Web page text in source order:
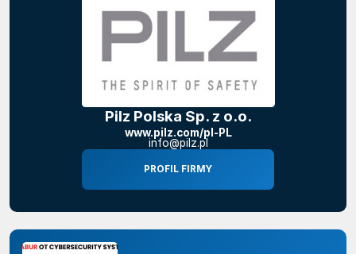
Pilz Polska Sp. z o.o.
www.pilz.com/pl-PL
info@pilz.pl
PROFIL FIRMY